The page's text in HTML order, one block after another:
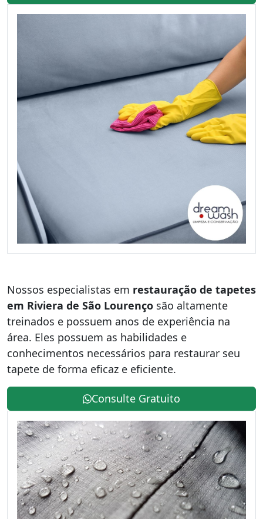
Nossos especialistas em restauração de tapetes
em Riviera de São Lourenço são altamente
treinados e possuem anos de experiência na
área. Eles possuem as habilidades e
conhecimentos necessários para restaurar seu
tapete de forma eficaz e eficiente.
Consulte Gratuito